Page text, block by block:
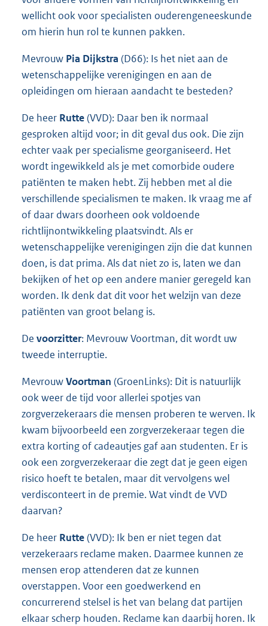
wellicht ook voor specialisten ouderengeneeskunde
om hierin hun rol te kunnen pakken.
Mevrouw Pia Dijkstra (D66): Is het niet aan de
wetenschappelijke verenigingen en aan de
opleidingen om hieraan aandacht te besteden?
De heer Rutte(VVD): Daar ben ik normaal
gesproken altijd voor; in dit geval dus ook. Die zijn
echter vaak per specialisme georganiseerd. Het
wordt ingewikkeld als je met comorbide oudere
patiënten te maken hebt. Zij hebben met al die
verschillende specialismen te maken. Ik vraag me af
of daar dwars doorheen ook voldoende
richtlijnontwikkeling plaatsvindt. Als er
wetenschappelijke verenigingen zijn die dat kunnen
doen, is dat prima. Als dat niet zo is, laten we dan
bekijken of het op een andere manier geregeld kan
worden. Ik denk dat dit voor het welzijn van deze
patiënten van groot belang is.
De voorzitter: Mevrouw Voortman, dit wordt uw
tweede interruptie.
MevrouwVoortman (GroenLinks): Dit is natuurlijk
ook weer de tijd voor allerlei spotjes van
zorgverzekeraars die mensen proberen te werven. Ik
kwam bijvoorbeeld een zorgverzekeraar tegen die
extra korting of cadeautjes gaf aan studenten. Er is
ook een zorgverzekeraar die zegt dat je geen eigen
risico hoeft te betalen, maar dit vervolgens wel
verdisconteert in de premie. Wat vindt de VVD
daarvan?
De heer Rutte(VVD): Ik ben er niet tegen dat
verzekeraars reclame maken. Daarmee kunnen ze
mensen erop attenderen dat ze kunnen
overstappen. Voor een goedwerkend en
concurrerend stelsel is het van belang dat partijen
elkaar scherp houden. Reclame kan daarbij horen. Ik